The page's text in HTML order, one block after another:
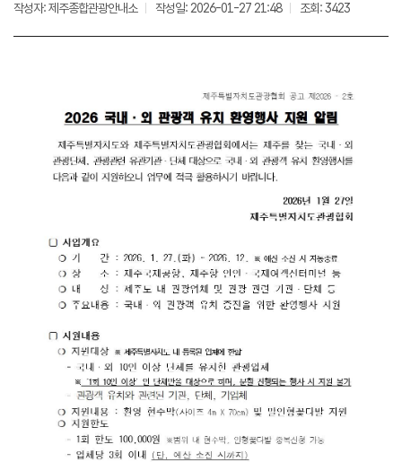
작성자: 제주종합관광안내소 작성일: 2026-01-27 21:48 조회: 3423